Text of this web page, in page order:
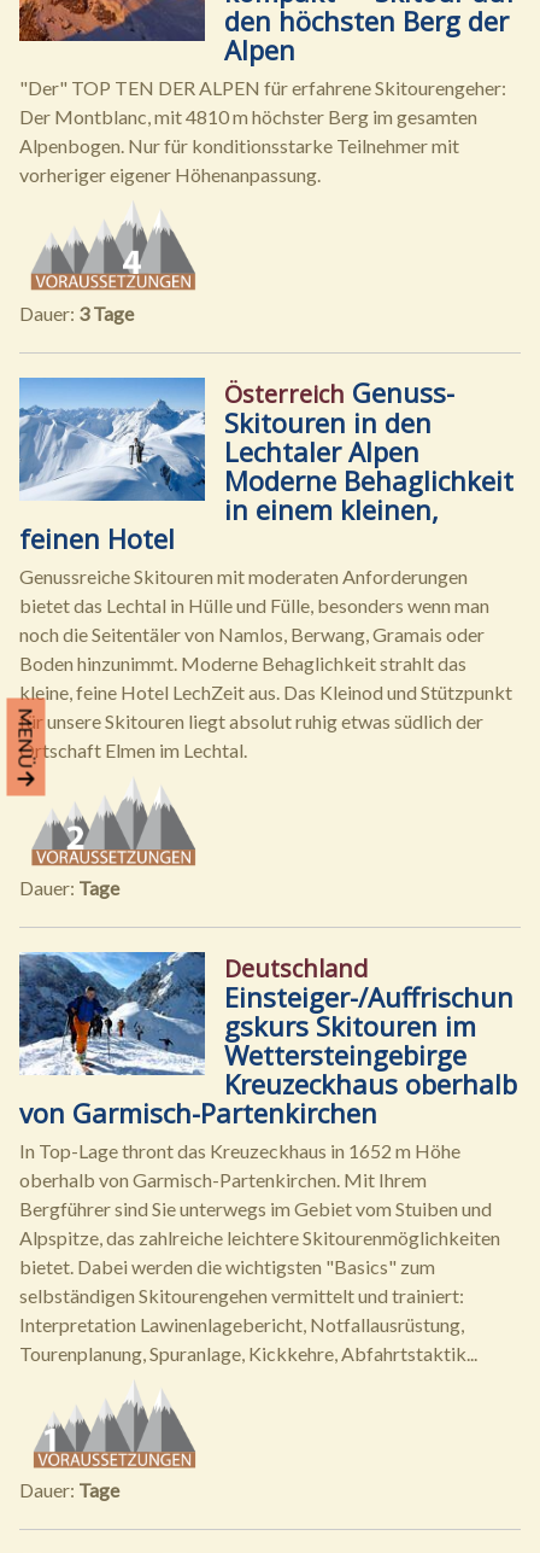
MENÜ
den höchsten Berg der
Alpen
"Der" TOP TEN DER ALPEN für erfahrene Skitourengeher:
Der Montblanc, mit 4810 m höchster Berg im gesamten
Alpenbogen. Nur für konditionsstarke Teilnehmer mit
vorheriger eigener Höhenanpassung.
Dauer: 3 Tage
Österreich Genuss-
Skitouren in den
Lechtaler Alpen
Moderne Behaglichkeit
in einem kleinen,
feinen Hotel
Genussreiche Skitouren mit moderaten Anforderungen
bietet das Lechtal in Hülle und Fülle, besonders wenn man
noch die Seitentäler von Namlos, Berwang, Gramais oder
Boden hinzunimmt. Moderne Behaglichkeit strahlt das
kleine, feine Hotel LechZeit aus. Das Kleinod und Stützpunkt
für unsere Skitouren liegt absolut ruhig etwas südlich der
Ortschaft Elmen im Lechtal.
Dauer: Tage
Deutschland
Einsteiger-/Auffrischun
gskurs Skitouren im
Wettersteingebirge
Kreuzeckhaus oberhalb
von Garmisch-Partenkirchen
In Top-Lage thront das Kreuzeckhaus in 1652 m Höhe
oberhalb von Garmisch-Partenkirchen. Mit Ihrem
Bergführer sind Sie unterwegs im Gebiet vom Stuiben und
Alpspitze, das zahlreiche leichtere Skitourenmöglichkeiten
bietet. Dabei werden die wichtigsten "Basics" zum
selbständigen Skitourengehen vermittelt und trainiert:
Interpretation Lawinenlagebericht, Notfallausrüstung,
Tourenplanung, Spuranlage, Kickkehre, Abfahrtstaktik...
Dauer: Tage